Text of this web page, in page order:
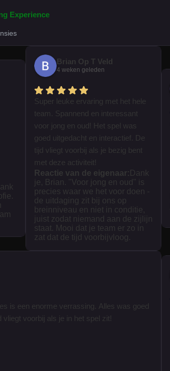
Experience
Brian Op T Veld
4 weken geleden
Super leuke ervaring met het hele
team. Spannend en interessant
voor jong en oud! Het spel was
goed uitgedacht en interactief. De
tijd vliegt voorbij als je bezig bent
met deze activiteit!
Reactie van de eigenaar: Dank
je, Brian. "Voor jong en oud" is
precies waar we het voor doen -
de uitdaging zit bij ons op
breinniveau en niet in conditie,
juist zodat niemand aan de zijlijn
staat. Mooi dat je team er zo in
zat dat de tijd voorbijvloog.
is een enorme verrassing. Alles was goed
voorbij als je in het spel zit!